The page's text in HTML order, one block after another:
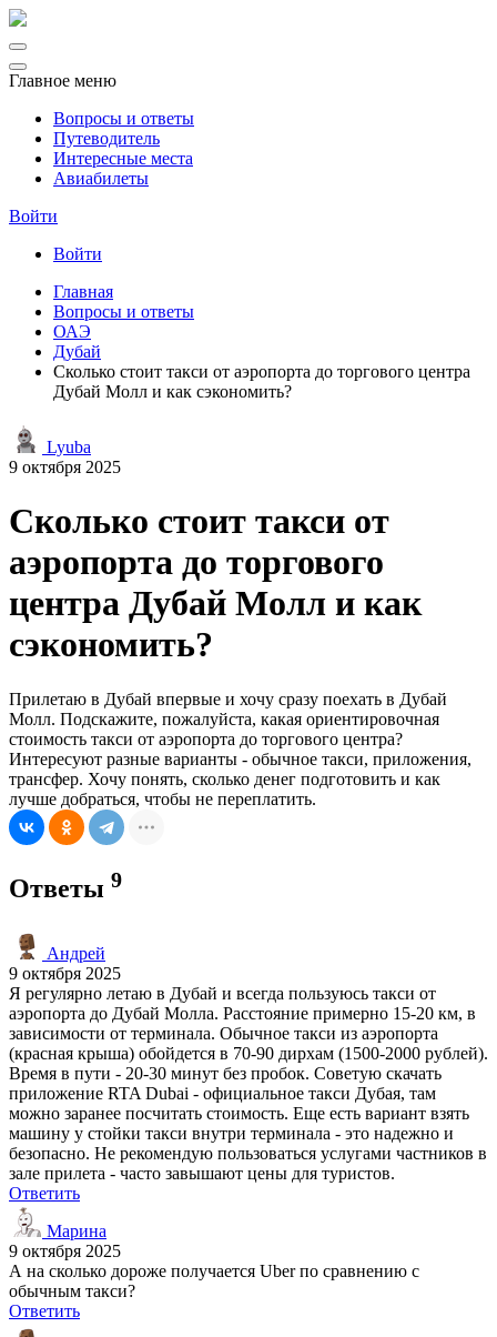
Главное меню
Вопросы и ответы
Путеводитель
Интересные места
Авиабилеты
Войти
Войти
Главная
Вопросы и ответы
ОАЭ
Дубай
Сколько стоит такси от аэропорта до торгового центра
Дубай Молл и как сэкономить?
Lyuba
9 октября 2025
Сколько стоит такси от
аэропорта до торгового
центра Дубай Молл и как
сэкономить?
Прилетаю в Дубай впервые и хочу сразу поехать в Дубай
Молл. Подскажите, пожалуйста, какая ориентировочная
стоимость такси от аэропорта до торгового центра?
Интересуют разные варианты - обычное такси, приложения,
трансфер. Хочу понять, сколько денег подготовить и как
лучше добраться, чтобы не переплатить.
Ответы 9
Андрей
9 октября 2025
Я регулярно летаю в Дубай и всегда пользуюсь такси от
аэропорта до Дубай Молла. Расстояние примерно 15-20 км, в
зависимости от терминала. Обычное такси из аэропорта
(красная крыша) обойдется в 70-90 дирхам (1500-2000 рублей).
Время в пути - 20-30 минут без пробок. Советую скачать
приложение RTA Dubai - официальное такси Дубая, там
можно заранее посчитать стоимость. Еще есть вариант взять
машину у стойки такси внутри терминала - это надежно и
безопасно. Не рекомендую пользоваться услугами частников в
зале прилета - часто завышают цены для туристов.
Ответить
Марина
9 октября 2025
А на сколько дороже получается Uber по сравнению с
обычным такси?
Ответить